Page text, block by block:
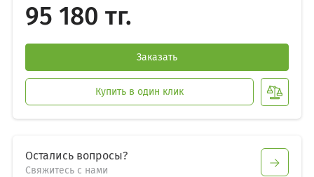
95 180 тг.
Заказать
Купить в один клик
Остались вопросы?
Свяжитесь с нами